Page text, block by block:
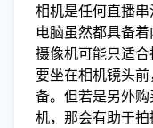
相机是任何直播
电脑虽然都具备
摄像机可能只适
要坐在相机镜头
备。但若是另外
机，那会有助于